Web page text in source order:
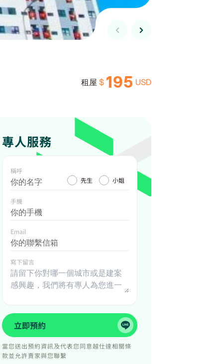
租屋 $ 195 USD
專人服務
稱呼
先生
小姐
手機
Email
寫下留言
立即預約
當您送出預約資訊及代表您同意越仕達相關條
款並允許賣家與您聯繫